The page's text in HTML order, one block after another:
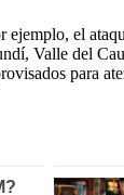
ejemplo, el
Valle del
para